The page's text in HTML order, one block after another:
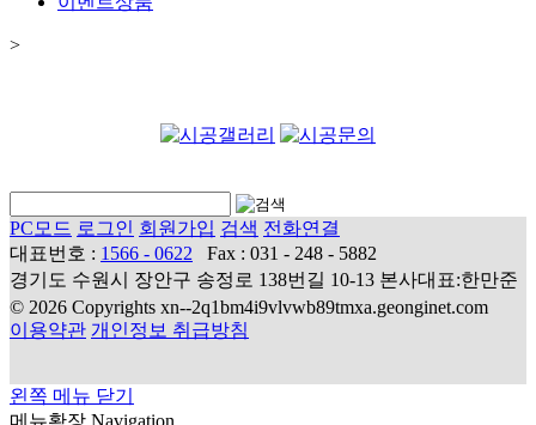
>
PC모드 로그인 회원가입 검색 전화연결
대표번호 : 1566 - 0622
Fax : 031 - 248 - 5882
경기도 수원시 장안구 송정로 138번길 10-13 본사대표:한만준
© 2026 Copyrights xn--2q1bm4i9vlvwb89tmxa.geonginet.com
이용약관 개인정보 취급방침
왼쪽 메뉴 닫기
메뉴확장 Navigation